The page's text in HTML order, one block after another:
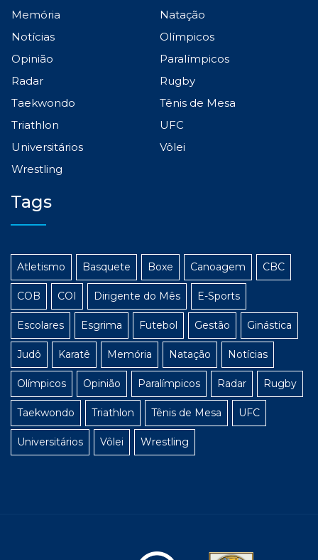
Memória
Natação
Notícias
Olímpicos
Opinião
Paralímpicos
Radar
Rugby
Taekwondo
Tênis de Mesa
Triathlon
UFC
Universitários
Vôlei
Wrestling
Tags
Atletismo Basquete Boxe Canoagem CBC
COB COI Dirigente do Mês E-Sports
Escolares Esgrima Futebol Gestão Ginástica
Judô Karatê Memória Natação Notícias
Olímpicos Opinião Paralímpicos Radar Rugby
Taekwondo Triathlon Tênis de Mesa UFC
Universitários Vôlei Wrestling